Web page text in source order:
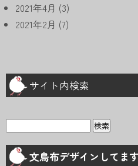
2021年4月 (3)
2021年2月 (7)
サイト内検索
検
文鳥布デザインしてます